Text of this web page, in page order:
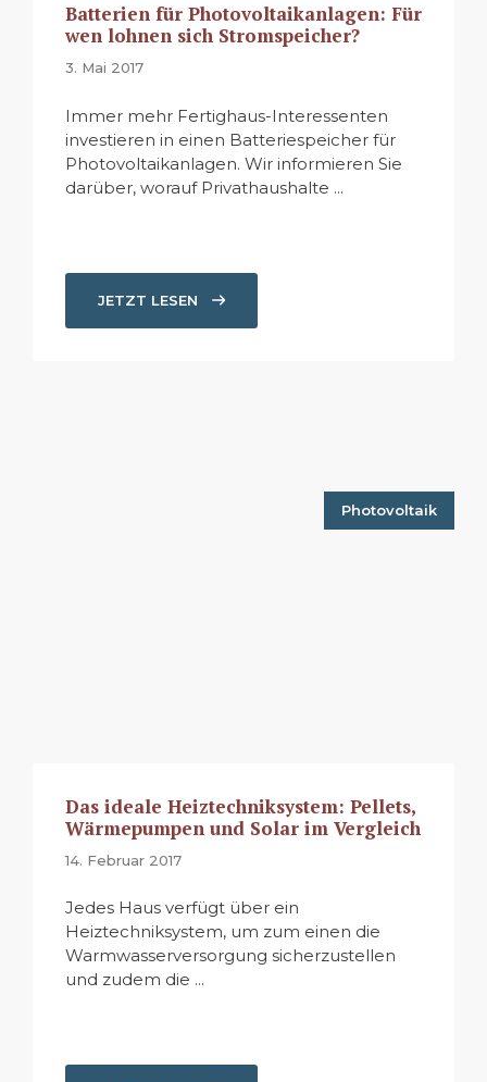
Batterien für Photovoltaikanlagen: Für
wen lohnen sich Stromspeicher?
3. Mai 2017
Immer mehr Fertighaus-Interessenten
investieren in einen Batteriespeicher für
Photovoltaikanlagen. Wir informieren Sie
darüber, worauf Privathaushalte ...
JETZT LESEN
Photovoltaik
Das ideale Heiztechniksystem: Pellets,
Wärmepumpen und Solar im Vergleich
14. Februar 2017
Jedes Haus verfügt über ein
Heiztechniksystem, um zum einen die
Warmwasserversorgung sicherzustellen
und zudem die ...